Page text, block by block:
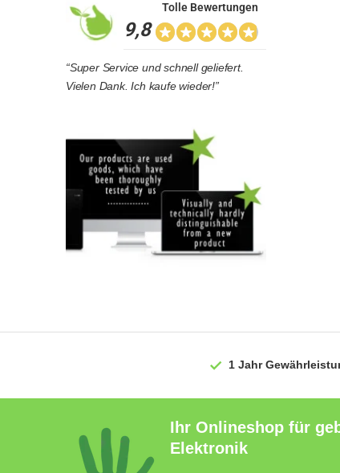
9,8
Tolle Bewertungen
“Super Service und schnell geliefert.
Vielen Dank. Ich kaufe wieder!”
1 Jahr
Ihr Onlineshop für
Elektronik